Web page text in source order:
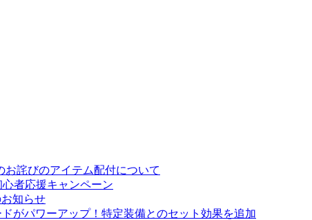
お詫びのアイテム配付について
者応援キャンペーン
知らせ
がパワーアップ！特定装備とのセット効果を追加